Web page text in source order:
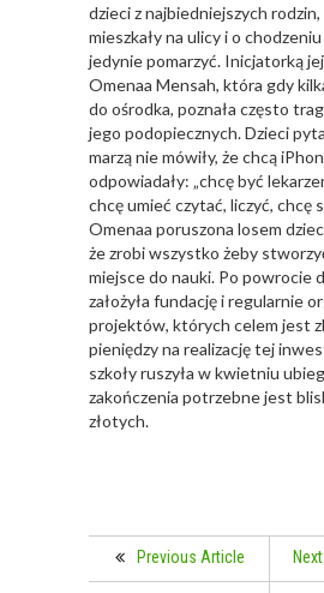
dzieci z najbiedniejszych
mieszkały na ulicy i o
jedynie pomarzyć. Inicjatorką
Omenaa Mensah, która gdy
do ośrodka, poznała często
jego podopiecznych. Dzieci
marzą nie mówiły, że chcą
odpowiadały: „chcę być
chcę umieć czytać, liczyć, chcę
Omenaa poruszona losem
że zrobi wszystko żeby
miejsce do nauki. Po powrocie
założyła fundację i regularnie
projektów, których celem jest
pieniędzy na realizację tej
szkoły ruszyła w kwietniu
zakończenia potrzebne jest
złotych.
Previous Article